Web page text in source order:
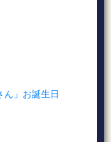
」お誕生日